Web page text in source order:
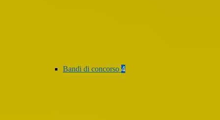
Bandi di concorso 4